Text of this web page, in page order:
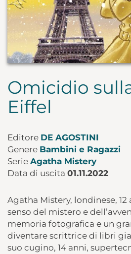
Omicidio
Eiffel
Editore DE AGOSTINI
Genere Bambini e Ragazzi
Serie Agatha Mistery
Data di uscita 01.11.2022
Agatha Mistery, londinese,
senso del mistero e
memoria fotografica e un
diventare scrittrice di libri
suo cugino, 14 anni,